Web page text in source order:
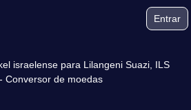
Entrar
israelense para Lilangeni Suazi, ILS
Conversor de moedas